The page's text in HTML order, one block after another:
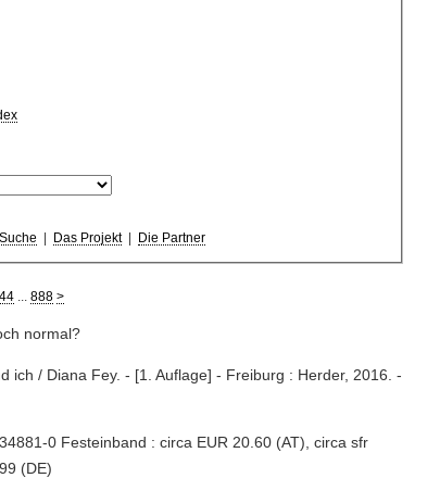
Das Projekt| Die Partner
...888 >
normal?
ich / Diana Fey. - [1. Auflage] - Freiburg : Herder, 2016. -
0 Festeinband : circa EUR 20.60 (AT), circa sfr
(DE)